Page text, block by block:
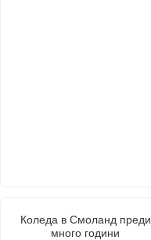
Коледа в Смоланд преди
много години